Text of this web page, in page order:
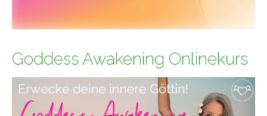
Goddess Awakening Onlinekurs